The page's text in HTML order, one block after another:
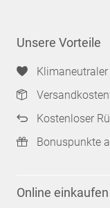
Unsere Vorteile
Klimaneutraler
Kostenloser
Bonuspunkte
Online einkaufen